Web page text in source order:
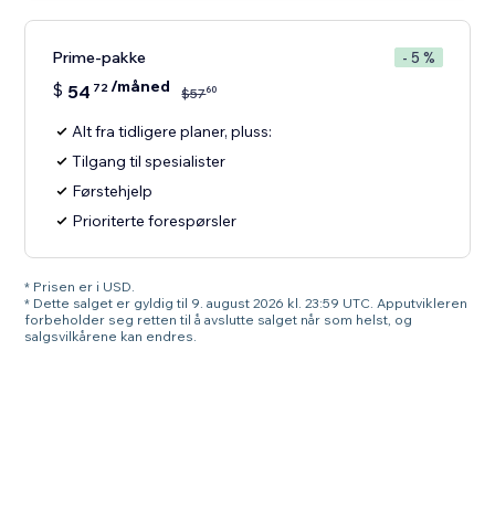
Prime-pakke - 5 %
$ 54 72/måned $5760
Alt fra tidligere planer, pluss:
Tilgang til spesialister
Førstehjelp
Prioriterte forespørsler
* Prisen er i USD.
* Dette salget er gyldig til 9. august 2026 kl. 23:59 UTC. Apputvikleren
forbeholder seg retten til å avslutte salget når som helst, og
salgsvilkårene kan endres.